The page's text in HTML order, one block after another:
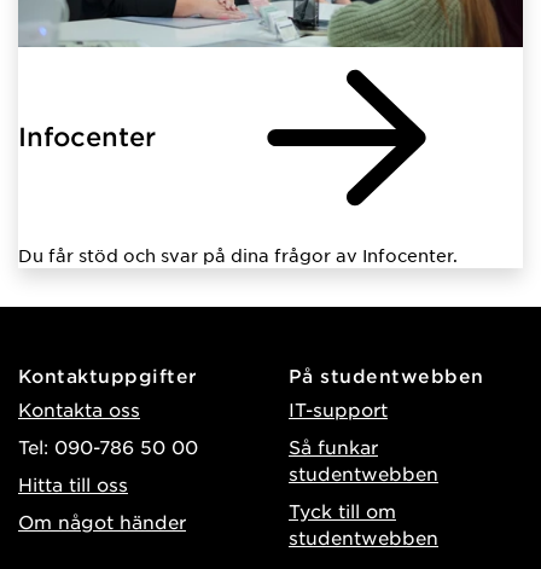
Infocenter
Du får stöd och svar på dina frågor av Infocenter.
Kontaktuppgifter
Kontakta oss
Tel: 090-786 50 00
Hitta till oss
Om något händer
På studentwebben
IT-support
Så funkar
studentwebben
Tyck till om
studentwebben